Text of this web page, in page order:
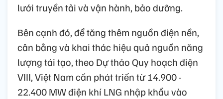
lưới truyền tải và vận hành, bảo dưỡng.
Bên cạnh đó, để tăng thêm nguồn điện nền,
cân bằng và khai thác hiệu quả nguồn năng
lượng tái tạo, theo Dự thảo Quy hoạch điện
VIII, Việt Nam cần phát triển từ 14.900 -
22.400 MW điện khí LNG nhập khẩu vào